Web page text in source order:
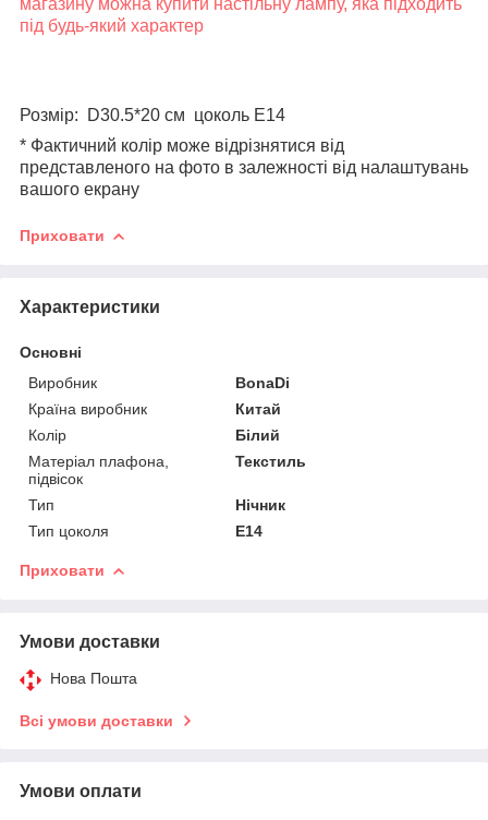
під будь-який характер
Розмір:
D30.5*20 см цоколь E14
* Фактичний колір може відрізнятися від
представленого на фото в залежності від налаштувань
вашого екрану
Приховати
Характеристики
Основні
Виробник
BonaDi
Країна виробник
Китай
Колір
Білий
Матеріал плафона,
підвісок
Текстиль
Тип
Нічник
Тип цоколя
E14
Приховати
Умови доставки
Нова Пошта
Всі умови доставки
Умови оплати